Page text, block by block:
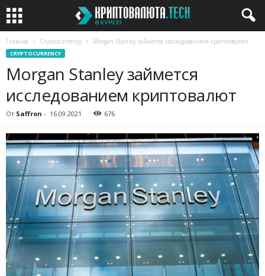
Главная Cryptocurrency Morgan Stanley займется исследованием криптовалют
CRYPTOCURRENCY
Morgan Stanley займется
исследованием криптовалют
От Saffron - 16.09.2021 676